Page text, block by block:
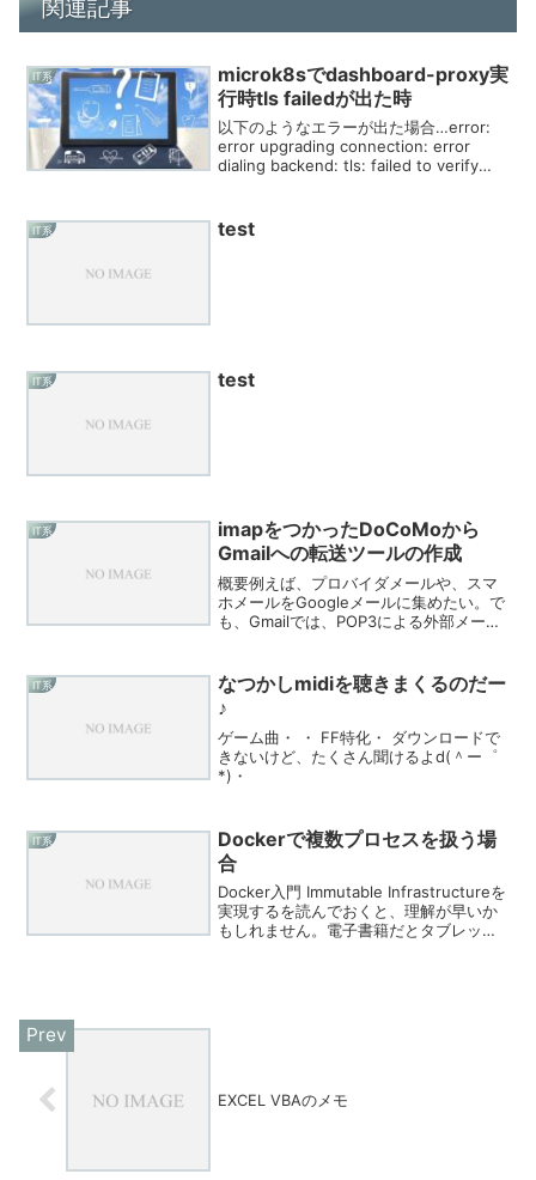
関連記事
IT系
microk8sでdashboard-proxy実
行時tls failedが出た時
以下のようなエラーが出た場合…error:
error upgrading connection: error
dialing backend: tls: failed to verify
IT系 test
IT系 test
IT系
imapをつかったDoCoMoから
Gmailへの転送ツールの作成
概要例えば、プロバイダメールや、スマ
ホメールをGoogleメールに集めたい。で
も、Gmailでは、POP3による外部メール
スクリプトをどこかに仕掛けておけばOK
です...
IT系
なつかしmidiを聴きまくるのだー
♪
ゲーム曲・ ・ FF特化・ ダウンロードで
きないけど、たくさん聞けるよd(＾ー゜
*)・
IT系
Dockerで複数プロセスを扱う場
合
Docker入門 Immutable Infrastructureを
実現するを読んでおくと、理解が早いか
もしれません。電子書籍だとタブレット
EXCEL VBAのメモ